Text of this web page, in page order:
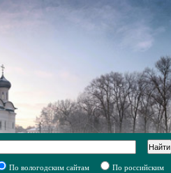
Найти
По вологодским сайтам
По российским